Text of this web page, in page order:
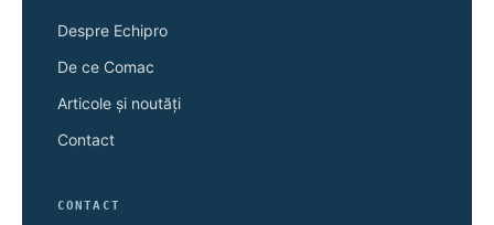
Despre Echipro
De ce Comac
Articole și noutăți
Contact
CONTACT